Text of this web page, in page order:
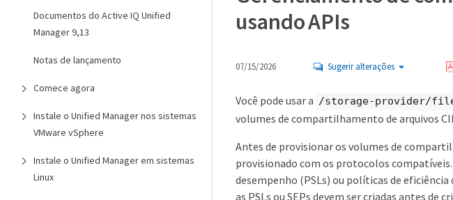
Documentos do Active IQ Unified
Manager 9,13
Notas de lançamento
Comece agora
Instale o Unified Manager nos sistemas
VMware vSphere
Instale o Unified Manager em sistemas
Linux
usando APIs
07/15/2026 Sugerir alterações
Você pode usar a /storage-provider/
volumes de compartilhamento de arquivos
Antes de provisionar os volumes de
provisionado com os protocolos
desempenho (PSLs) ou políticas de
as PSLs ou SEPs devem ser criadas antes